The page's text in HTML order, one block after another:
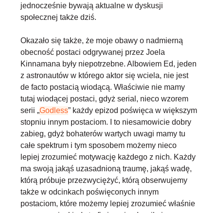
jednocześnie bywają aktualne w dyskusji
społecznej także dziś.
Okazało się także, że moje obawy o nadmierną
obecność postaci odgrywanej przez Joela
Kinnamana były niepotrzebne. Albowiem Ed, jeden
z astronautów w którego aktor się wciela, nie jest
de facto postacią wiodącą. Właściwie nie mamy
tutaj wiodącej postaci, gdyż serial, nieco wzorem
serii „Godless” każdy epizod poświęca w większym
stopniu innym postaciom. I to niesamowicie dobry
zabieg, gdyż bohaterów wartych uwagi mamy tu
całe spektrum i tym sposobem możemy nieco
lepiej zrozumieć motywację każdego z nich. Każdy
ma swoją jakąś uzasadnioną traumę, jakąś wadę,
którą próbuje przezwyciężyć, którą obserwujemy
także w odcinkach poświęconych innym
postaciom, które możemy lepiej zrozumieć właśnie